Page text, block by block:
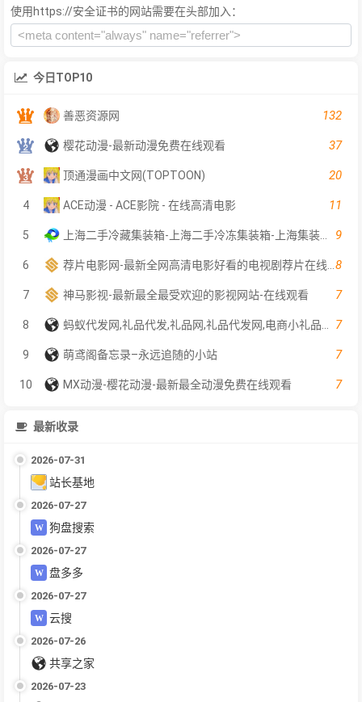
使用https://安全证书的网站需要在头部加入：
今日TOP10
善恶资源网 132
樱花动漫-最新动漫免费在线观看 37
顶通漫画中文网(TOPTOON) 20
4 ACE动漫 - ACE影院 - 在线高清电影 11
5 9
6 8
7 神马影视-最新最全最受欢迎的影视网站-在线观看 7
8 7
9 萌鸢阁备忘录–永远追随的小站 7
10 MX动漫-樱花动漫-最新最全动漫免费在线观看 7
最新收录
2026-07-31
站长基地
2026-07-27
狗盘搜索
2026-07-27
盘多多
2026-07-27
云搜
2026-07-26
共享之家
2026-07-23